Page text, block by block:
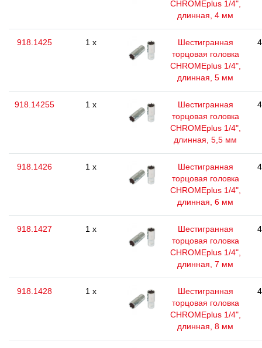
CHROMEplus 1/4",
длинная, 4 мм
918.1425 1 x
Шестигранная
торцовая головка
CHROMEplus 1/4",
длинная, 5 мм
918.14255 1 x
Шестигранная
торцовая головка
CHROMEplus 1/4",
длинная, 5,5 мм
918.1426 1 x
Шестигранная
торцовая головка
CHROMEplus 1/4",
длинная, 6 мм
918.1427 1 x
Шестигранная
торцовая головка
CHROMEplus 1/4",
длинная, 7 мм
918.1428 1 x
Шестигранная
торцовая головка
CHROMEplus 1/4",
длинная, 8 мм